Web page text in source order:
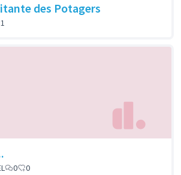
des Potagers
1
0 0